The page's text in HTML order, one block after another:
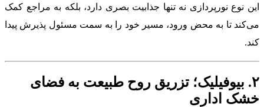
این نوع نورپردازی نه تنها جذابیت بصری دارد، بلکه به مراجع کمک
می‌کند تا به محض ورود، مسیر خود را به سمت مسئول پذیرش پیدا
کند.
۲. بیوفیلیک؛ تزریق روح طبیعت به فضای
خشک اداری